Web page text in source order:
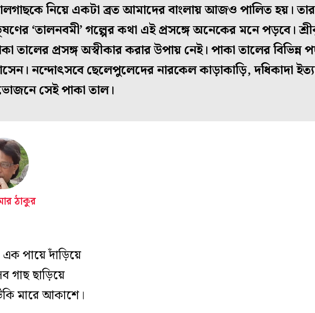
নিয়ে একটা ব্রত আমাদের বাংলায় আজও পালিত হয়।
‘তালনবমী’ গল্পের কথা এই প্রসঙ্গে অনেকের মনে পড়বে।
তালের প্রসঙ্গ অস্বীকার করার উপায় নেই। পাকা তালের বিভিন্ন
নন্দোৎসবে ছেলেপুলেদের নারকেল কাড়াকাড়ি, দধিকাদা
সেই পাকা তাল।
ঠাকুর
পায়ে দাঁড়িয়ে
ছাড়িয়ে
আকাশে।